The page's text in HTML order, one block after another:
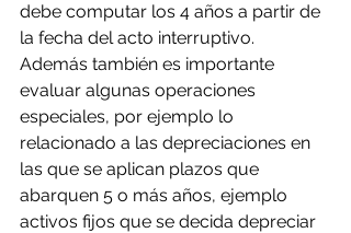
debe computar los 4 años a partir de
la fecha del acto interruptivo.
Además también es importante
evaluar algunas operaciones
especiales, por ejemplo lo
relacionado a las depreciaciones en
las que se aplican plazos que
abarquen 5 o más años, ejemplo
activos fijos que se decida depreciar